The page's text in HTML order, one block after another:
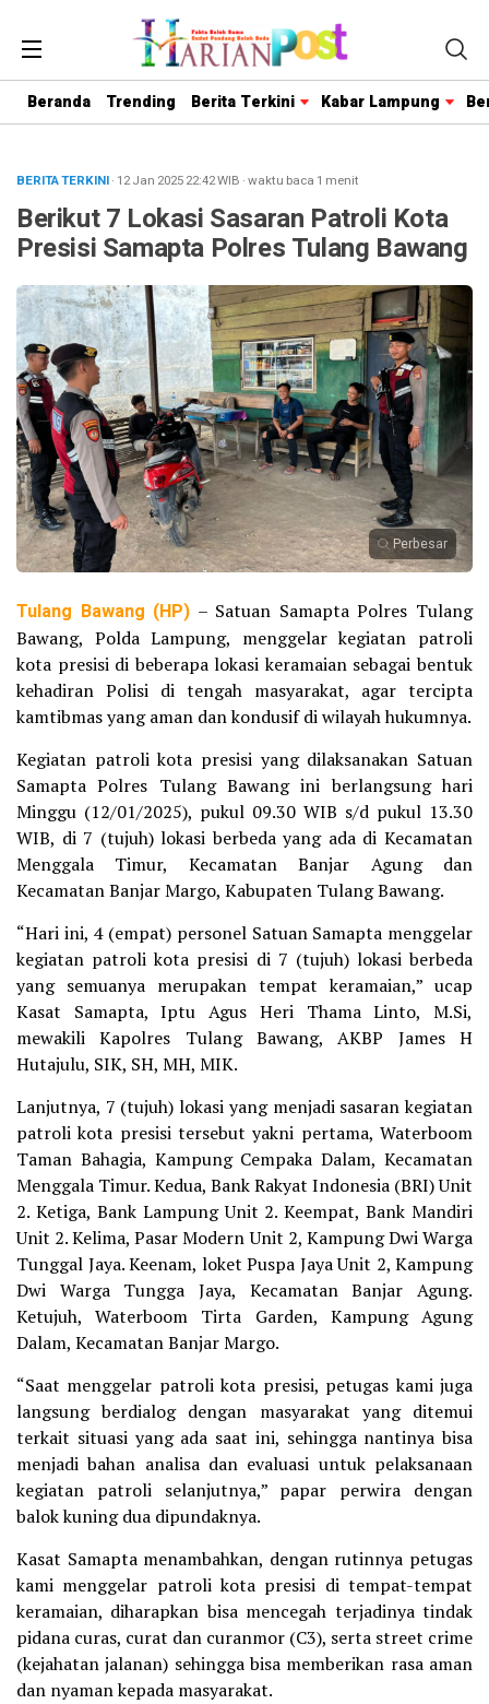
Beranda Trending Berita Terkini Kabar Lampung
BERITA TERKINI· 12 Jan 202522:42WIB ·waktu baca 1 menit
Berikut 7 Lokasi Sasaran Patroli Kota
Presisi Samapta Polres Tulang Bawang
Perbesar
Tulang Bawang (HP) – Satuan Samapta Polres Tulang
Bawang, Polda Lampung, menggelar kegiatan patroli
kota presisi di beberapa lokasi keramaian sebagai bentuk
kehadiran Polisi di tengah masyarakat, agar tercipta
kamtibmas yang aman dan kondusif di wilayah hukumnya.
Kegiatan patroli kota presisi yang dilaksanakan Satuan
Samapta Polres Tulang Bawang ini berlangsung hari
Minggu (12/01/2025), pukul 09.30 WIB s/d pukul 13.30
WIB, di 7 (tujuh) lokasi berbeda yang ada di Kecamatan
Menggala Timur, Kecamatan Banjar Agung dan
Kecamatan Banjar Margo, Kabupaten Tulang Bawang.
“Hari ini, 4 (empat) personel Satuan Samapta menggelar
kegiatan patroli kota presisi di 7 (tujuh) lokasi berbeda
yang semuanya merupakan tempat keramaian,” ucap
Kasat Samapta, Iptu Agus Heri Thama Linto, M.Si,
mewakili Kapolres Tulang Bawang, AKBP James H
Hutajulu, SIK, SH, MH, MIK.
Lanjutnya, 7 (tujuh) lokasi yang menjadi sasaran kegiatan
patroli kota presisi tersebut yakni pertama, Waterboom
Taman Bahagia, Kampung Cempaka Dalam, Kecamatan
Menggala Timur. Kedua, Bank Rakyat Indonesia (BRI) Unit
2. Ketiga, Bank Lampung Unit 2. Keempat, Bank Mandiri
Unit 2. Kelima, Pasar Modern Unit 2, Kampung Dwi Warga
Tunggal Jaya. Keenam, loket Puspa Jaya Unit 2, Kampung
Dwi Warga Tungga Jaya, Kecamatan Banjar Agung.
Ketujuh, Waterboom Tirta Garden, Kampung Agung
Dalam, Kecamatan Banjar Margo.
“Saat menggelar patroli kota presisi, petugas kami juga
langsung berdialog dengan masyarakat yang ditemui
terkait situasi yang ada saat ini, sehingga nantinya bisa
menjadi bahan analisa dan evaluasi untuk pelaksanaan
kegiatan patroli selanjutnya,” papar perwira dengan
balok kuning dua dipundaknya.
Kasat Samapta menambahkan, dengan rutinnya petugas
kami menggelar patroli kota presisi di tempat-tempat
keramaian, diharapkan bisa mencegah terjadinya tindak
pidana curas, curat dan curanmor (C3), serta street crime
(kejahatan jalanan) sehingga bisa memberikan rasa aman
dan nyaman kepada masyarakat.